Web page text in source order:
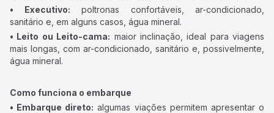
• Executivo: poltronas confortáveis, ar-condicionado,
sanitário e, em alguns casos, água mineral.
• Leito ou Leito-cama: maior inclinação, ideal para viagens
mais longas, com ar-condicionado, sanitário e, possivelmente,
água mineral.
Como funciona o embarque
• Embarque direto: algumas viações permitem apresentar o